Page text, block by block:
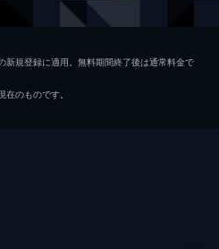
規登録に適用。無料期間終了後は通常料金で
のものです。